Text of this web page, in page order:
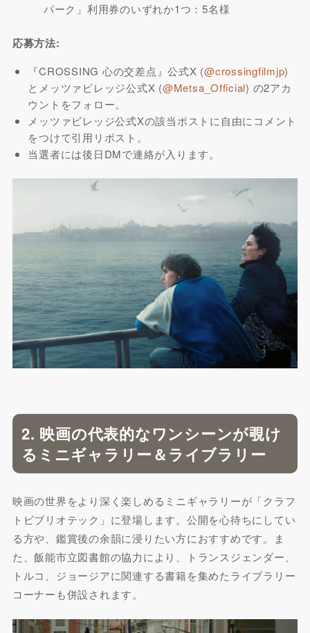
パーク」利用券のいずれか1つ：5名様
応募方法:
『CROSSING 心の交差点』公式X (@crossingfilmjp)
とメッツァビレッジ公式X (@Metsa_Official) の2アカ
ウントをフォロー。
メッツァビレッジ公式Xの該当ポストに自由にコメント
をつけて引用リポスト。
当選者には後日DMで連絡が入ります。
2. 映画の代表的なワンシーンが覗け
るミニギャラリー＆ライブラリー
映画の世界をより深く楽しめるミニギャラリーが「クラフ
トビブリオテック」に登場します。公開を心待ちにしてい
る方や、鑑賞後の余韻に浸りたい方におすすめです。ま
た、飯能市立図書館の協力により、トランスジェンダー、
トルコ、ジョージアに関連する書籍を集めたライブラリー
コーナーも併設されます。